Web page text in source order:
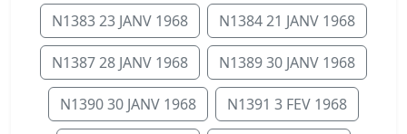
N1383 23 JANV 1968 N1384 21 JANV 1968
N1387 28 JANV 1968 N1389 30 JANV 1968
N1390 30 JANV 1968 N1391 3 FEV 1968